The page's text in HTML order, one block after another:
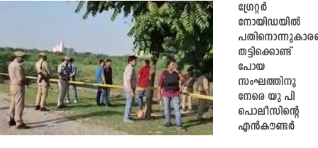
ഗ്രേറ്റര്‍
നോയിഡയില്‍
തട്ടിക്കൊണ്ട്
പോയ
സംഘത്തിനു
നേരെ യു പി
പൊലീസിന്റെ
എന്‍കൗണ്ടര്‍